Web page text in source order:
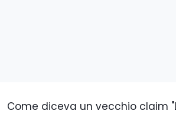
Come diceva un vecchio claim